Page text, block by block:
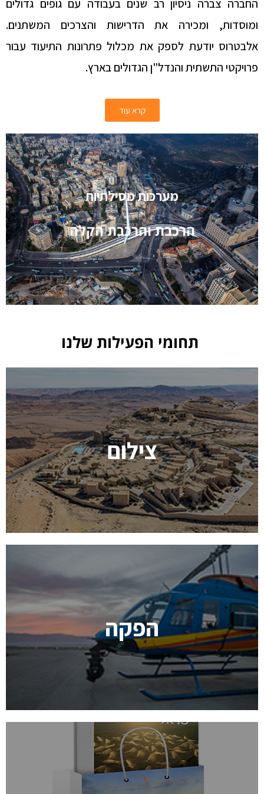
החברה צברה ניסיון רב שנים בעבודה עם גופים גדולים
ומוסדות, ומכירה את הדרישות והצרכים המשתנים.
אלבטרוס יודעת לספק את מכלול פתרונות התיעוד עבור
פרויקטי התשתית והנדל"ן הגדולים בארץ.
קרא עוד
מערכות מסילתיות
הרכבת והרכבת הקלה
תחומי הפעילות שלנו
צילום
הפקה
הפקת סרטים –הפקת סדרות דוקומנטריות בינלאומיות
גדולות (National Geographic, PBS) כמו גם התמחות
הוצאה לאור של ספרי צילום וספרי פרוייקט